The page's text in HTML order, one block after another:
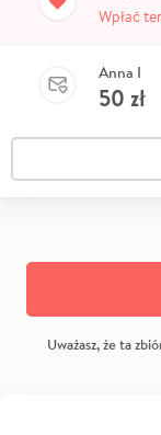
Wpłać
Anna I
50 zł
Uważasz, że ta